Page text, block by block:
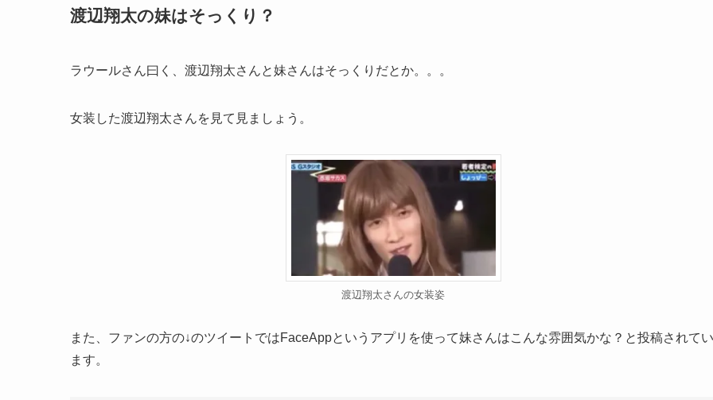
渡辺翔太の妹はそっくり？
ラウールさん曰く、渡辺翔太さんと妹さんはそっくりだとか。。。
女装した渡辺翔太さんを見て見ましょう。
渡辺翔太さんの女装姿
また、ファンの方の↓のツイートではFaceAppというアプリを使って妹さんはこんな雰囲気かな？と投稿されてい
ます。